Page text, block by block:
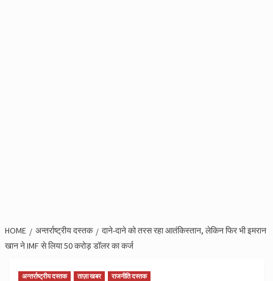
HOME अन्तर्राष्ट्रीय दस्तक
दाने-दाने को तरस रहा आतंकिस्तान, लेकिन फिर भी इमरान
खान ने IMF से लिया 50 करोड़ डॉलर का कर्ज
अन्तर्राष्ट्रीय दस्तक ताज़ा खबर राजनीति दस्तक